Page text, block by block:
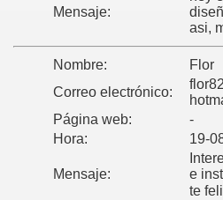
Mensaje:
asi,
Nombre:
Flor
Correo electrónico:
Página web:
-
Hora:
19-
Mensaje:
e
te